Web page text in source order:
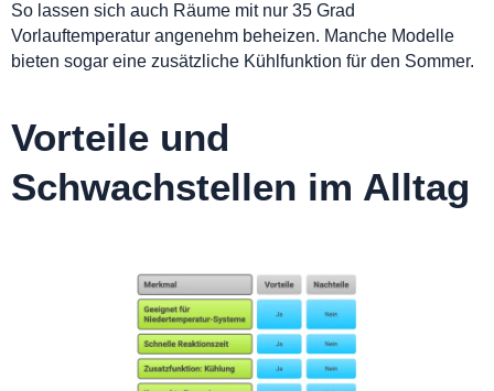
So lassen sich auch Räume mit nur 35 Grad
Vorlauftemperatur angenehm beheizen. Manche Modelle
bieten sogar eine zusätzliche Kühlfunktion für den Sommer.
Vorteile und
Schwachstellen im Alltag